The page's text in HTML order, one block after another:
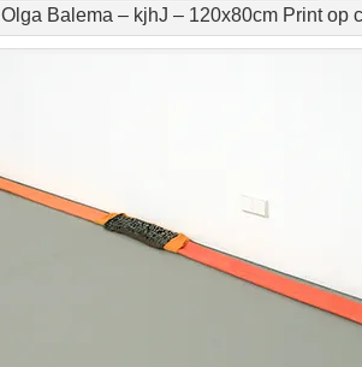
Olga Balema – kjhJ – 120x80cm Print op